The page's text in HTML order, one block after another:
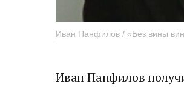
Иван Панфилов / «Без вины
Иван Панфилов